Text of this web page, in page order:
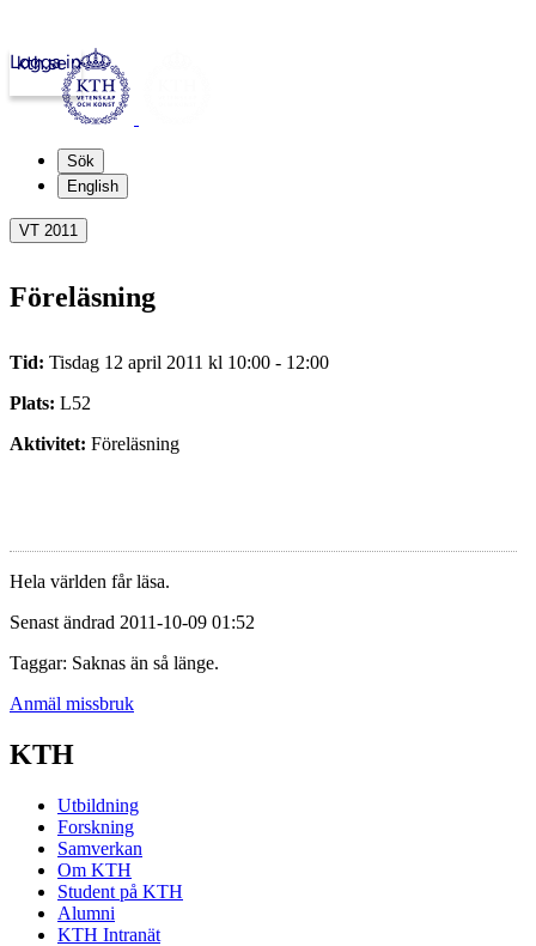
kth.se
Logga in
Sök
English
VT 2011
Föreläsning
Tid: Tisdag 12 april 2011 kl 10:00 - 12:00
Plats: L52
Aktivitet: Föreläsning
Hela världen får läsa.
Senast ändrad 2011-10-09 01:52
Taggar: Saknas än så länge.
Anmäl missbruk
KTH
Utbildning
Forskning
Samverkan
Om KTH
Student på KTH
Alumni
KTH Intranät